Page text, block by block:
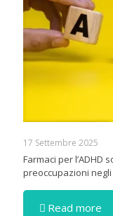
17 Settembre 2025
Farmaci per l’ADHD
preoccupazioni negli
Read more